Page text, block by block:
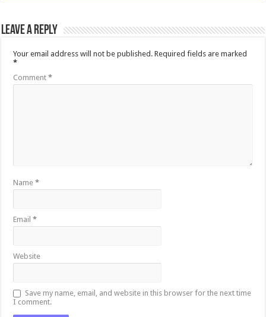
Leave a Reply
Your email address will not be published. Required fields are marked
*
Comment*
Name*
Email*
Website
Save my name, email, and website in this browser for the next time
I comment.